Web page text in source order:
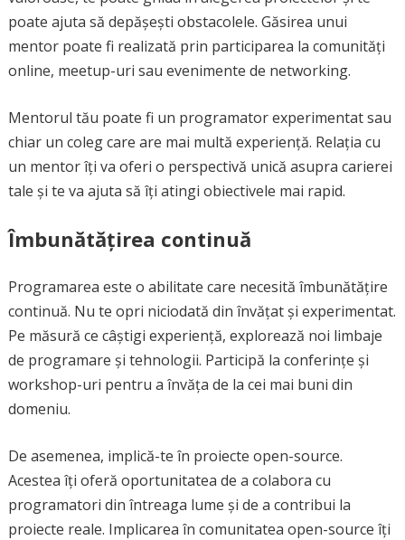
poate ajuta să depășești obstacolele. Găsirea unui
mentor poate fi realizată prin participarea la comunități
online, meetup-uri sau evenimente de networking.
Mentorul tău poate fi un programator experimentat sau
chiar un coleg care are mai multă experiență. Relația cu
un mentor îți va oferi o perspectivă unică asupra carierei
tale și te va ajuta să îți atingi obiectivele mai rapid.
Îmbunătățirea continuă
Programarea este o abilitate care necesită îmbunătățire
continuă. Nu te opri niciodată din învățat și experimentat.
Pe măsură ce câștigi experiență, explorează noi limbaje
de programare și tehnologii. Participă la conferințe și
workshop-uri pentru a învăța de la cei mai buni din
domeniu.
De asemenea, implică-te în proiecte open-source.
Acestea îți oferă oportunitatea de a colabora cu
programatori din întreaga lume și de a contribui la
proiecte reale. Implicarea în comunitatea open-source îți